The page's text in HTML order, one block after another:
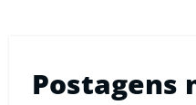
Postagens